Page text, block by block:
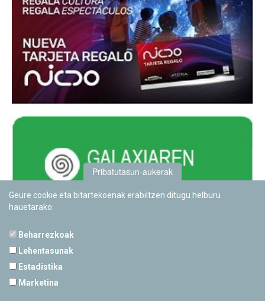
Pribatutasun-aukerak
Geure cookie eta bitartekoenak erabiltzen ditugu helburu
hauetarako:
Beharrezkoak
Lehentasunak
Estadistika
Marketina